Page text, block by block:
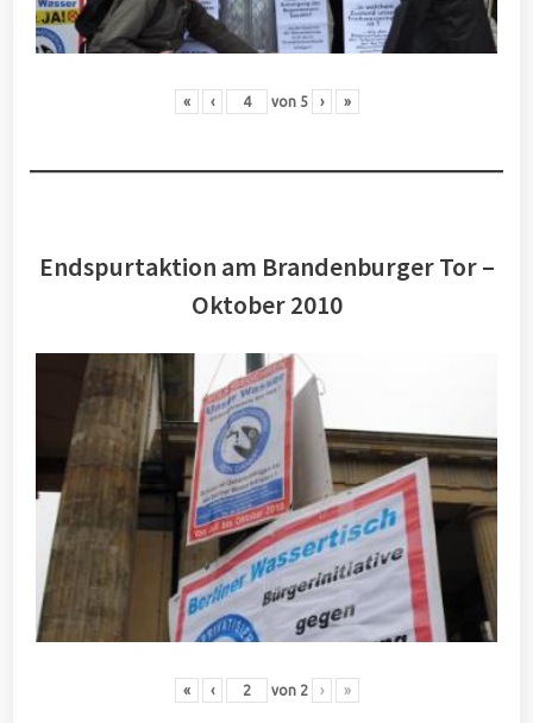
« ‹ von 5 › »
Endspurtaktion am Brandenburger Tor –
Oktober 2010
« ‹ von 2 › »